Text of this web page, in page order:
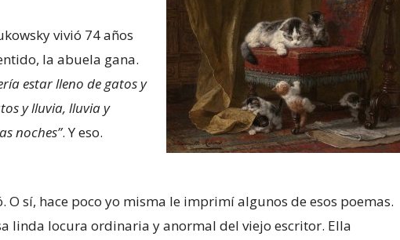
vivió 74 años
la abuela gana.
estar lleno de gatos y
y lluvia, lluvia y
noches”. Y eso.
O sí, hace poco yo misma le imprimí algunos de esos poemas.
linda locura ordinaria y anormal del viejo escritor. Ella